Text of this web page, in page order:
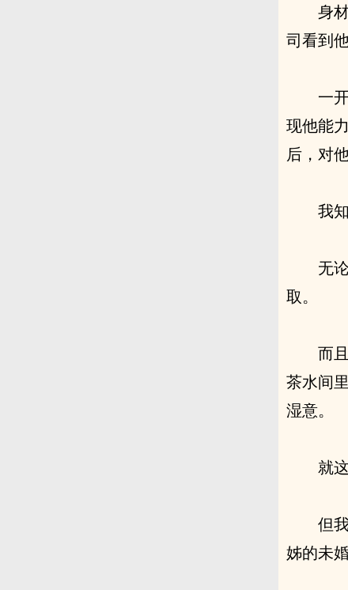
身
司看到
一
现他能
后，对
我
无
取。
而
茶水间
湿意。
就
但
姊的未婚